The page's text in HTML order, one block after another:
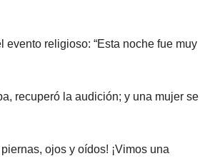
religioso: “Esta noche fue muy
recuperó la audición; y una mujer se
ojos y oídos! ¡Vimos una